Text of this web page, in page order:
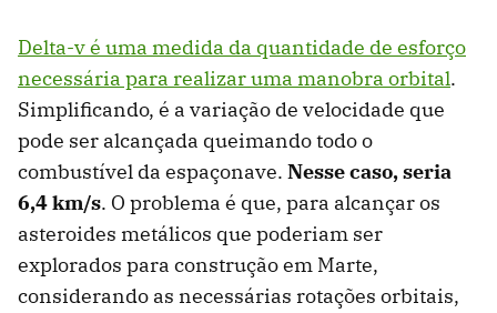
Delta-v é uma medida da quantidade de esforço
necessária para realizar uma manobra orbital.
Simplificando, é a variação de velocidade que
pode ser alcançada queimando todo o
combustível da espaçonave. Nesse caso, seria
6,4 km/s. O problema é que, para alcançar os
asteroides metálicos que poderiam ser
explorados para construção em Marte,
considerando as necessárias rotações orbitais,